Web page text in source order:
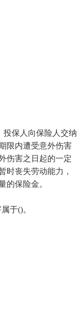
保人向保险人交纳
限内遭受意外伤害
伤害之日起的一定
时丧失劳动能力，
的保险金。
于()。